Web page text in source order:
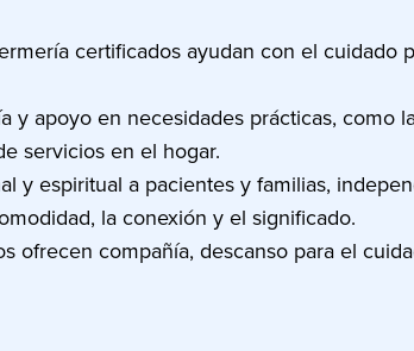
certificados ayudan con el cuidado
y apoyo en necesidades prácticas, como
servicios en el hogar.
y espiritual a pacientes y familias,
la conexión y el significado.
ofrecen compañía, descanso para el